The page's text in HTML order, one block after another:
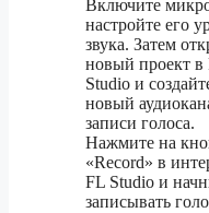
Включите
настройте его
звука. Затем
новый проект в
Studio и
новый
записи голоса.
Нажмите на
«Record» в
FL Studio и
записывать